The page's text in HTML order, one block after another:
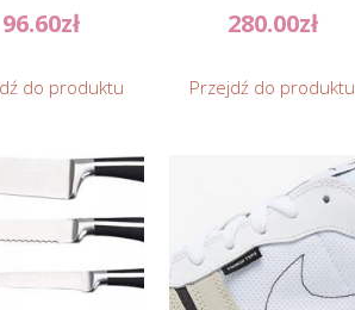
96.60zł
do produktu
280.00zł
Przejdź do produktu